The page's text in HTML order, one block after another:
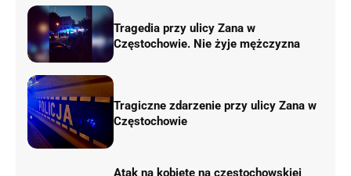
Tragedia przy ulicy Zana w
Częstochowie. Nie żyje mężczyzna
Tragiczne zdarzenie przy ulicy Zana w
Częstochowie
Atak na kobietę na częstochowskiej